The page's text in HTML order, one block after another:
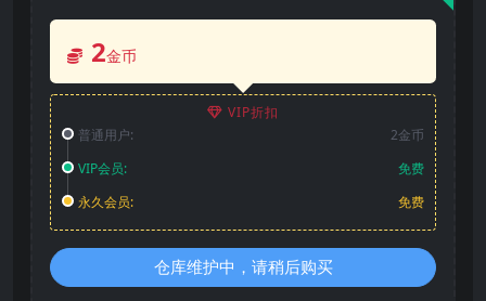
2金币
VIP折扣
普通用户:
2金币
VIP会员:
免费
永久会员:
免费
仓库维护中，请稍后购买